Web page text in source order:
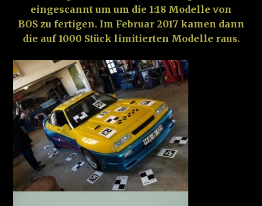
eingescannt um um die 1:18 Modelle von
BOS zu fertigen. Im Februar 2017 kamen dann
die auf 1000 Stück limitierten Modelle raus.